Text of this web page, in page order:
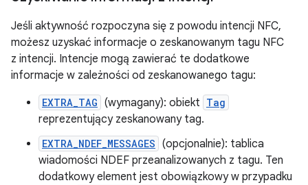
Jeśli aktywność rozpoczyna się z powodu intencji NFC,
możesz uzyskać informacje o zeskanowanym tagu NFC
z intencji. Intencje mogą zawierać te dodatkowe
informacje w zależności od zeskanowanego tagu:
EXTRA_TAG (wymagany): obiekt Tag
reprezentujący zeskanowany tag.
EXTRA_NDEF_MESSAGES (opcjonalnie): tablica
wiadomości NDEF przeanalizowanych z tagu. Ten
dodatkowy element jest obowiązkowy w przypadku